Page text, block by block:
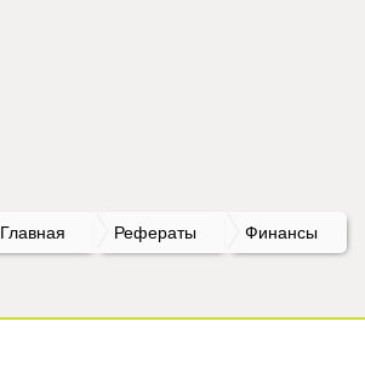
Главная Рефераты Финансы